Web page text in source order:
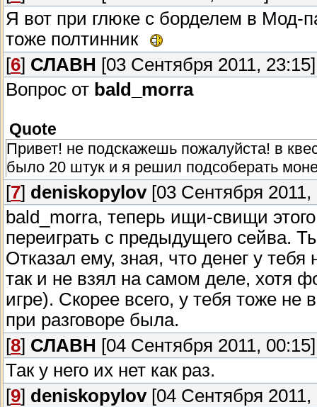
Я вот при глюке с борделем в Мод-
тоже полтинник
[6] СЛАВН [03 Сентября 2011, 23:15]
Вопрос от bald_morra
Quote
Привет! не подскажешь пожалуйста! в
было 20 штук и я решил подсоберать
[7] deniskopylov[03 Сентября 2011,
bald_morra, теперь ищи-свищи
переиграть с предыдущего сейва.
Отказал ему, зная, что денег у тебя
так и не взял на самом деле, хотя
игре). Скорее всего, у тебя тоже не
при разговоре была.
[8] СЛАВН [04 Сентября 2011, 00:15]
Так у него их нет как раз.
[9] deniskopylov[04 Сентября 2011,